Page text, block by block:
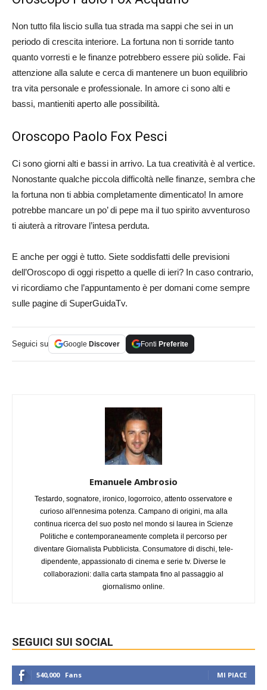
Non tutto fila liscio sulla tua strada ma sappi che sei in un
periodo di crescita interiore. La fortuna non ti sorride tanto
quanto vorresti e le finanze potrebbero essere più solide. Fai
attenzione alla salute e cerca di mantenere un buon equilibrio
tra vita personale e professionale. In amore ci sono alti e
bassi, mantieniti aperto alle possibilità.
Oroscopo Paolo Fox Pesci
Ci sono giorni alti e bassi in arrivo. La tua creatività è al vertice.
Nonostante qualche piccola difficoltà nelle finanze, sembra che
la fortuna non ti abbia completamente dimenticato! In amore
potrebbe mancare un po’ di pepe ma il tuo spirito avventuroso
ti aiuterà a ritrovare l’intesa perduta.
E anche per oggi è tutto. Siete soddisfatti delle previsioni
dell’Oroscopo di oggi rispetto a quelle di ieri? In caso contrario,
vi ricordiamo che l’appuntamento è per domani come sempre
sulle pagine di SuperGuidaTv.
Seguici su Google Discover Fonti Preferite
Emanuele Ambrosio
Testardo, sognatore, ironico, logorroico, attento osservatore e
curioso all'ennesima potenza. Campano di origini, ma alla
continua ricerca del suo posto nel mondo si laurea in Scienze
Politiche e contemporaneamente completa il percorso per
diventare Giornalista Pubblicista. Consumatore di dischi, tele-
dipendente, appassionato di cinema e serie tv. Diverse le
collaborazioni: dalla carta stampata fino al passaggio al
giornalismo online.
SEGUICI SUI SOCIAL
540,000 Fans MI PIACE